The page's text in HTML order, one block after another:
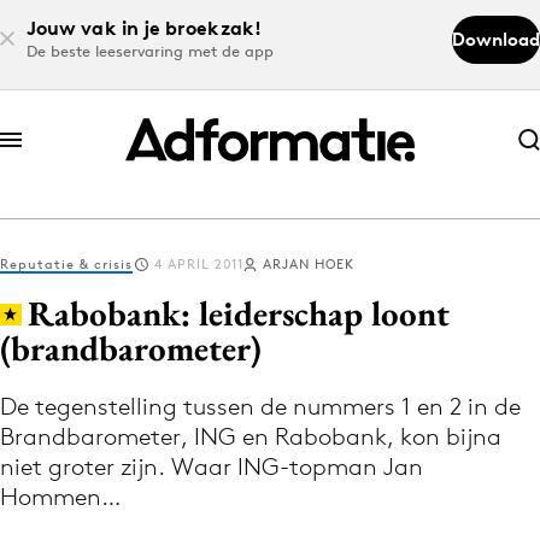
Jouw vak in je broekzak!
De beste leeservaring met de app
Download
Abonneer nu
Abonneer nu
Log in
Download de app
Volg het laatste nieuws via de Adformatie
Nieuws app
Reputatie & crisis 4 APRIL 2011 ARJAN HOEK
Rabobank: leiderschap loont
(brandbarometer)
De tegenstelling tussen de nummers 1 en 2 in de
Brandbarometer, ING en Rabobank, kon bijna
niet groter zijn. Waar ING-topman Jan
Hommen…